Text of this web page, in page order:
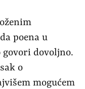
poena u
dovoljno.
o
mogućem